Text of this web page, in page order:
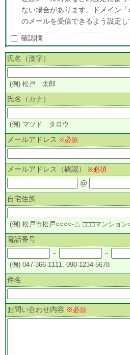
ない場合があります。ドメイン
のメールを受信できるよう設定し
確認欄
氏名（漢字）
(例) 松戸 太郎
氏名（カナ）
(例) マツド タロウ
メールアドレス ※必須
メールアドレス（確認） ※必須
@
自宅住所
(例) 松戸市松戸○○○○-△ □□□マンション
電話番号
－
－
(例) 047-366-1111, 090-1234-5678
件名
お問い合わせ内容 ※必須